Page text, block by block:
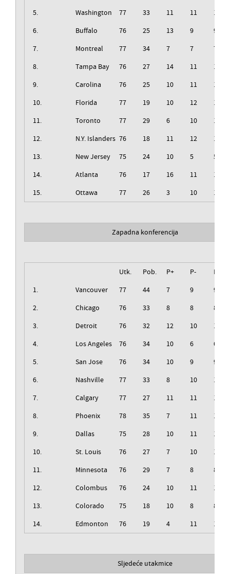
5.
Washington 77 33 11 11
11
6.
Buffalo 76 25 13 9
9
7.
Montreal 77 34 7 7
7
8.
Tampa Bay 76 27 14 11
11
9.
Carolina 76 25 10 11
11
10.
Florida 77 19 10 12
12
11.
Toronto 77 29 6 10
10
12.
N.Y. Islanders 76 18 11 12
12
13.
New Jersey 75 24 10 5
5
14.
Atlanta 76 17 16 11
11
15.
Ottawa 77 26 3 10 10
Zapadna konferencija
Utk. Pob. P+ P-
Izg.
1.
Vancouver 77 44 7 9
9
2.
Chicago 76 33 8 8
8
3.
Detroit 76 32 12 10
10
4.
Los Angeles 76 34 10 6
6
5.
San Jose 76 34 10 9
9
6.
Nashville 77 33 8 10
10
7.
Calgary 77 27 11 11
11
8.
Phoenix 78 35 7 11
11
9.
Dallas 75 28 10 11
11
10.
St. Louis 76 27 7 10
10
11.
Minnesota 76 29 7 8
8
12.
Colombus 76 24 10 11
11
13.
Colorado 75 18 10 8
8
14.
Edmonton 76 19 4 11 11
Sljedeće utakmice